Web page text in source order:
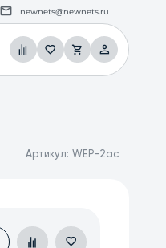
newnets@newnets.ru
Артикул: WEP-2ac